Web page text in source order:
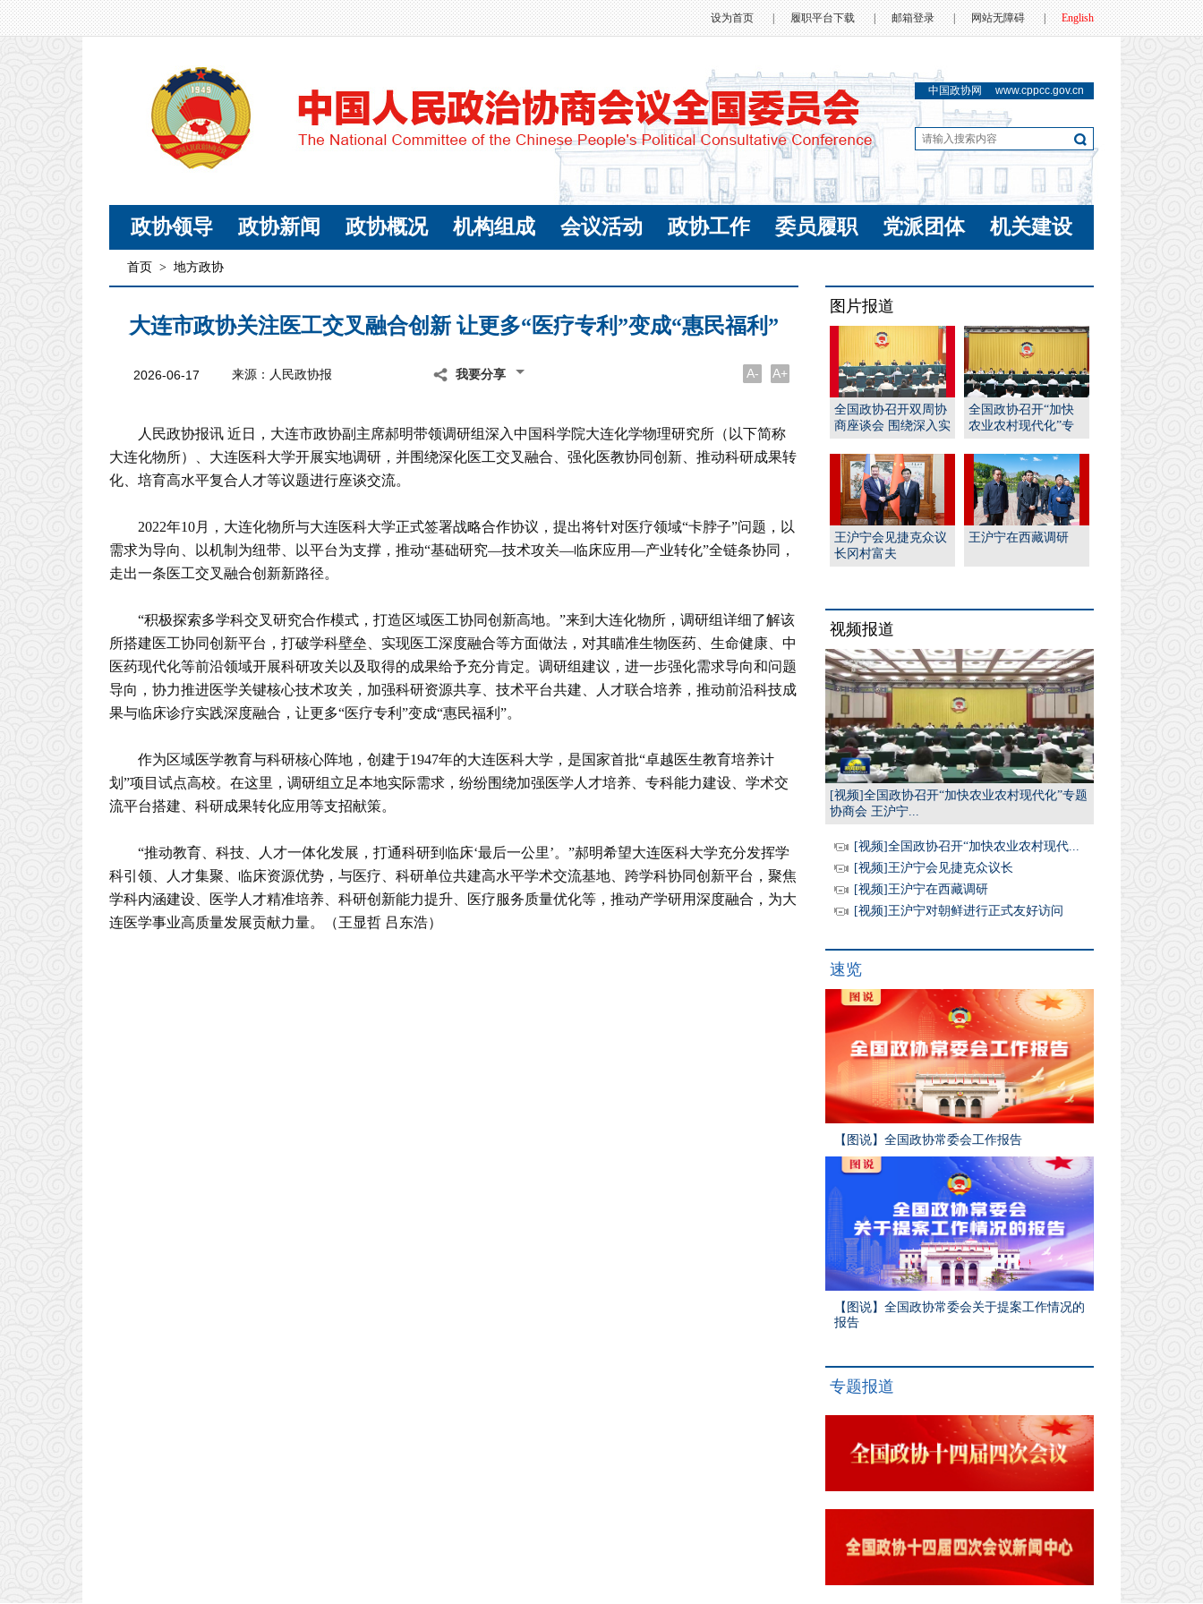
设为首页 履职平台下载 | 邮箱登录 网站无障碍 | English
中国政协网 www.cppcc.gov.cn
政协领导 政协新闻 政协概况 机构组成 会议活动 政协工作 委员履职 党派团体 机关建设
首页 > 地方政协
大连市政协关注医工交叉融合创新 让更多“医疗专利”变成“惠民福利”
2026-06-17 来源：人民政协报 我要分享 A- A+
人民政协报讯 近日，大连市政协副主席郝明带领调研组深入中国科学院大连化学物理研究所（以下简称
大连化物所）、大连医科大学开展实地调研，并围绕深化医工交叉融合、强化医教协同创新、推动科研成果转
化、培育高水平复合人才等议题进行座谈交流。
2022年10月，大连化物所与大连医科大学正式签署战略合作协议‌，提出将针对医疗领域“卡脖子”问题，以
需求为导向、以机制为纽带、以平台为支撑，推动“基础研究—技术攻关—临床应用—产业转化”全链条协同，
走出一条医工交叉融合创新新路径。
“积极探索多学科交叉研究合作模式，打造区域医工协同创新高地。”来到大连化物所，调研组详细了解该
所搭建医工协同创新平台，打破学科壁垒、实现医工深度融合等方面做法，对其瞄准‌生物医药、生命健康、中
医药现代化等前沿领域开展科研攻关以及取得的成果给予充分肯定。调研组建议，进一步强化需求导向和问题
导向，协力推进医学关键核心技术攻关，加强科研资源共享、技术平台共建、人才联合培养，推动前沿科技成
果与临床诊疗实践深度融合，让更多“医疗专利”变成“惠民福利”。
作为区域医学教育与科研核心阵地，创建于1947年的大连医科大学，是国家首批“卓越医生教育培养计
划”项目试点高校。在这里，调研组立足本地实际需求，纷纷围绕加强医学人才培养、专科能力建设、学术交
流平台搭建、科研成果转化应用等支招献策。
“推动教育、科技、人才一体化发展，打通科研到临床‘最后一公里’。”郝明希望大连医科大学充分发挥学
科引领、人才集聚、临床资源优势，与医疗、科研单位共建高水平学术交流基地、跨学科协同创新平台，聚焦
学科内涵建设、医学人才精准培养、科研创新能力提升、医疗服务质量优化等，推动产学研用深度融合，为大
连医学事业高质量发展贡献力量。
（王显哲 吕东浩）
图片报道
全国政协召开双周协
商座谈会 围绕深入实
动...
全国政协召开“加快
农业农村现代化”专
并...
王沪宁会见捷克众议
长冈村富夫
王沪宁在西藏调研
视频报道
[视频]全国政协召开“加快农业农村现代化”专题
协商会 王沪宁...
[视频]全国政协召开“加快农业农村现代...
[视频]王沪宁会见捷克众议长
[视频]王沪宁在西藏调研
[视频]王沪宁对朝鲜进行正式友好访问
速览
【图说】全国政协常委会工作报告
【图说】全国政协常委会关于提案工作情况的
报告
专题报道